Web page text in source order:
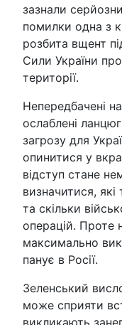
зазнали
помилки одна з
розбита вщент
Сили України
території.
Непередбачені
ослаблені
загрозу для
опинитися у
відступ стане
визначитися, які
та скільки
операцій. Проте
максимально
панує в Росії.
Зеленський
може сприяти
викликають